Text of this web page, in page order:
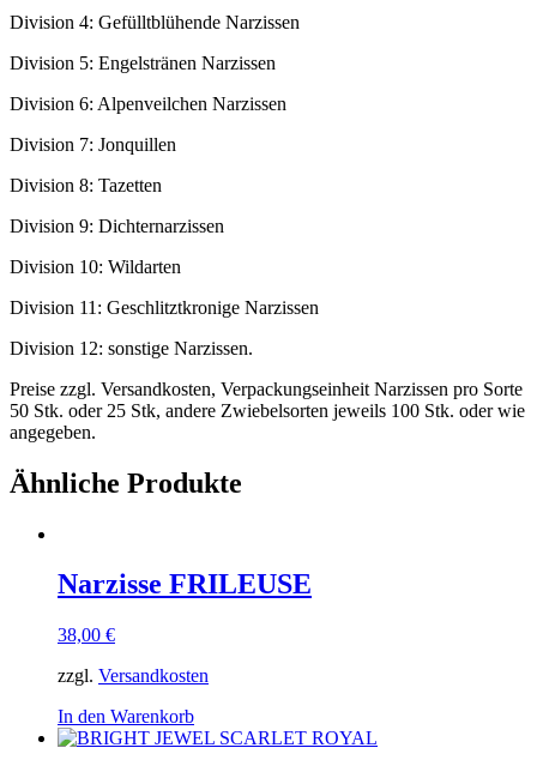
Division 4: Gefülltblühende Narzissen
Division 5: Engelstränen Narzissen
Division 6: Alpenveilchen Narzissen
Division 7: Jonquillen
Division 8: Tazetten
Division 9: Dichternarzissen
Division 10: Wildarten
Division 11: Geschlitztkronige Narzissen
Division 12: sonstige Narzissen.
Preise zzgl. Versandkosten, Verpackungseinheit Narzissen pro Sorte
50 Stk. oder 25 Stk, andere Zwiebelsorten jeweils 100 Stk. oder wie
angegeben.
Ähnliche Produkte
Narzisse FRILEUSE
38,00 €
zzgl. Versandkosten
In den Warenkorb